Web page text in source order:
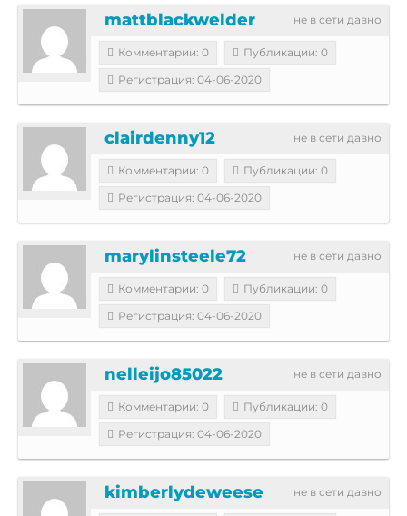
не в сети давно
mattblackwelder
Комментарии: 0
Публикации: 0
Регистрация: 04-06-2020
не в сети давно
clairdenny12
Комментарии: 0
Публикации: 0
Регистрация: 04-06-2020
не в сети давно
marylinsteele72
Комментарии: 0
Публикации: 0
Регистрация: 04-06-2020
не в сети давно
nelleijo85022
Комментарии: 0
Публикации: 0
Регистрация: 04-06-2020
не в сети давно
kimberlydeweese